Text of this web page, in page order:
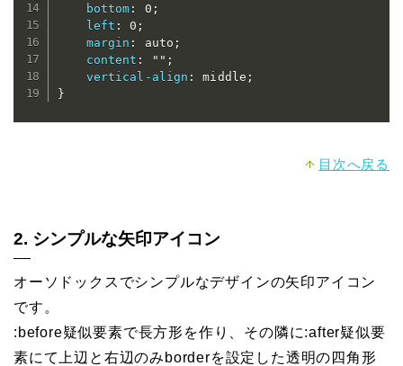
bottom : 0 ;
left : 0 ;
margin : auto ;
content : "" ;
vertical-align : middle ;
}
目次へ戻る
2. シンプルな矢印アイコン
オーソドックスでシンプルなデザインの矢印アイコン
です。
:before疑似要素で長方形を作り、その隣に:after疑似要
素にて上辺と右辺のみborderを設定した透明の四角形